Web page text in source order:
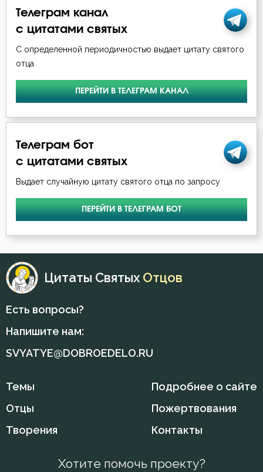
Духовная жизнь
Еда
Закон Божий
Искушение
Любовь к Богу
Милостыня
Молчание
Монастырь
Монах
Мытарство
Надежда
Ерм
Ефрем Сирин
Игнатий Брянчанинов
Иоанн Златоуст
Иоанн Лествичник
Исаак Сирин Ниневийский
Иустин Философ
Макарий Великий
Максим Исповедник
Никита Стифат
Никодим Святогорец
Никон Оптинский (Беляев)
Телеграм канал
с цитатами святых
С определенной периодичностью выдает цитату святого
отца
ПЕРЕЙТИ В ТЕЛЕГРАМ КАНАЛ
Телеграм бот
с цитатами святых
Выдает случайную цитату святого отца по запросу
ПЕРЕЙТИ В ТЕЛЕГРАМ БОТ
Цитаты Святых Отцов
Есть вопросы?
Напишите нам:
SVYATYE@DOBROEDELO.RU
Темы
Отцы
Творения
Подробнее о сайте
Пожертвования
Контакты
Хотите помочь проекту?